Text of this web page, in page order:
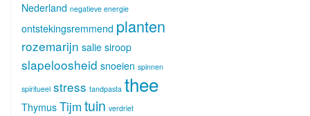
Nederland negatieve energie
ontstekingsremmend planten
rozemarijn salie siroop
slapeloosheid snoeien spinnen
spiritueel stress tandpasta thee
Thymus Tijm tuin verdriet